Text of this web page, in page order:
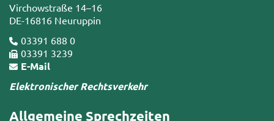
Virchowstraße 14–16
DE-16816 Neuruppin
03391 688 0
03391 3239
E-Mail
Elektronischer Rechtsverkehr
Allgemeine Sprechzeiten